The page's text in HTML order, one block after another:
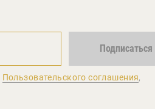
Подписаться
Пользовательского соглашения,